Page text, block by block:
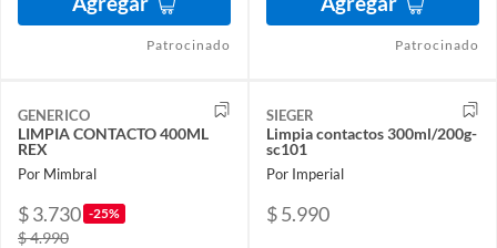
Patrocinado Patrocinado
GENERICO
LIMPIA CONTACTO 400ML
REX
Por Mimbral
$ 3.730 -25%
$ 4.990
SIEGER
Limpia contactos 300ml/200g-
sc101
Por Imperial
$ 5.990